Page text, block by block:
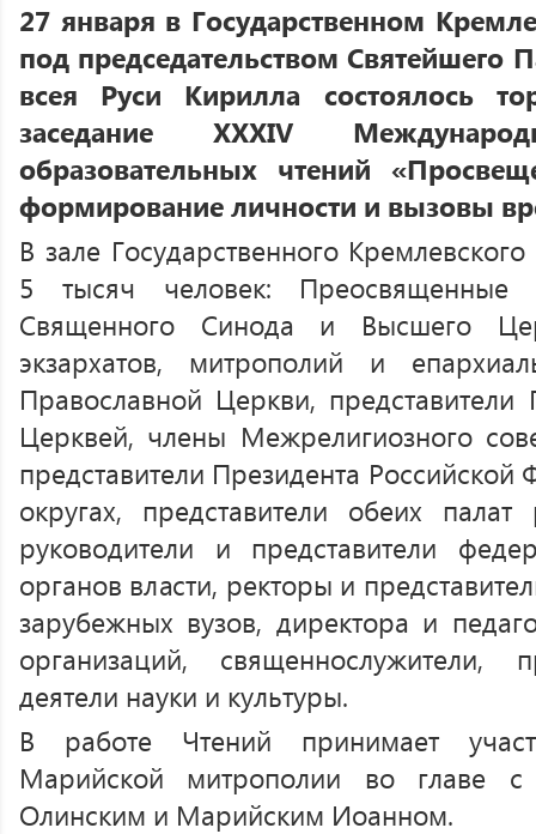
27 января в Государственном
под председательством Святейшего
всея Руси Кирилла состоялось
заседание XXXIV
образовательных чтений
формирование личности и вызовы
В зале Государственного
5 тысяч человек:
Священного Синода и Высшего
экзархатов, митрополий и
Православной Церкви,
Церквей, члены Межрелигиозного
представители Президента
округах, представители обеих палат
руководители и представители
органов власти, ректоры и
зарубежных вузов, директора и
организаций, священнослужители,
деятели науки и культуры.
В работе Чтений принимает
Марийской митрополии во главе
Олинским и Марийским Иоанном.